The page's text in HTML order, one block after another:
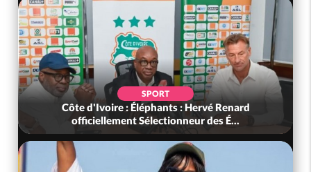
SPORT
Côte d'Ivoire : Éléphants : Hervé Renard
officiellement Sélectionneur des É...